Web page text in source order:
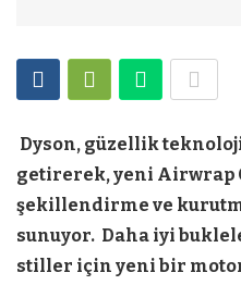
Dyson, güzellik
getirerek, yeni Airwrap
şekillendirme ve
sunuyor. Daha iyi
stiller için yeni bir